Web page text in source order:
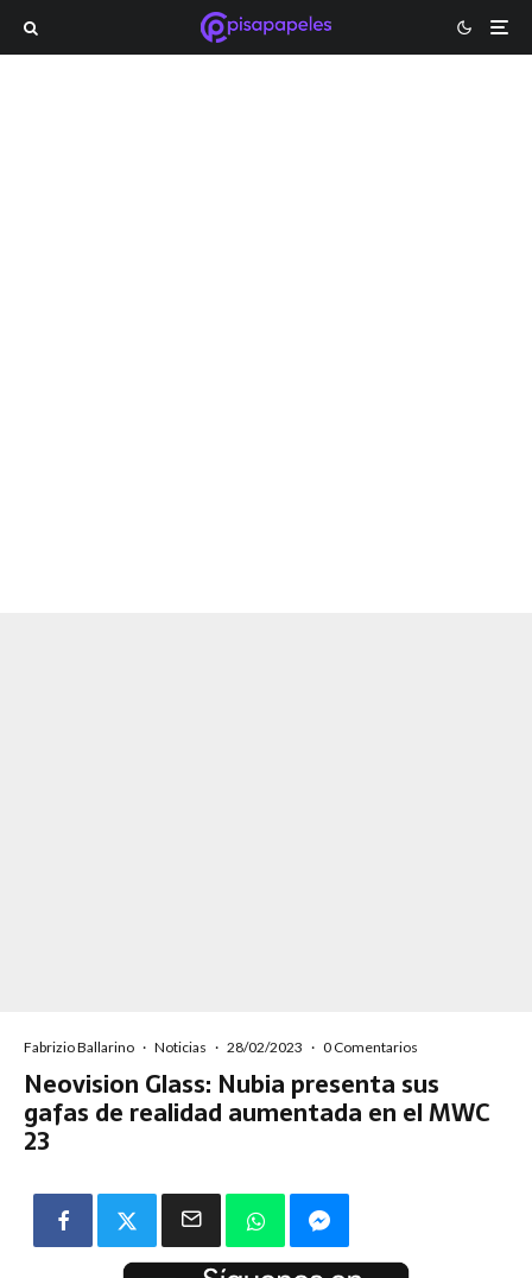
Fabrizio Ballarino · Noticias · 28/02/2023 · 0 Comentarios
Neovision Glass: Nubia presenta sus
gafas de realidad aumentada en el MWC
23